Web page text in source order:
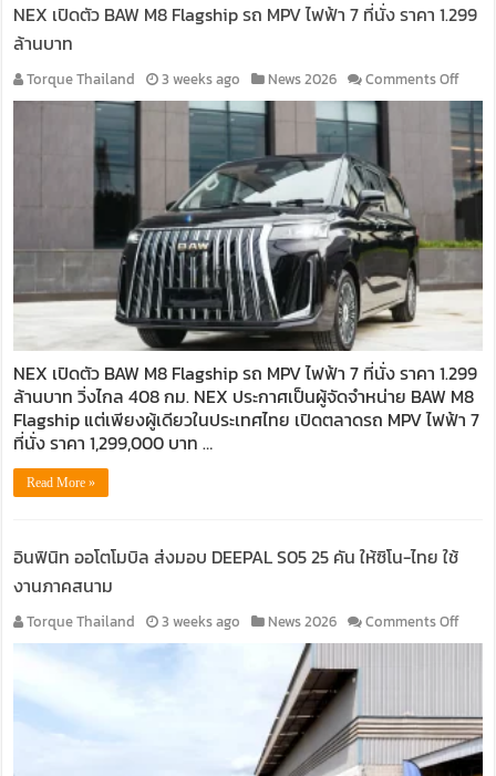
NEX เปิดตัว BAW M8 Flagship รถ MPV ไฟฟ้า 7 ที่นั่ง ราคา 1.299
ล้านบาท
Torque Thailand 3 weeks ago News 2026 Comments Offon
NEX
เปิด
ตัว
BAW
M8
รถ
MPV
7
ที่
นั่ง
ราคา
1.299
ล้าน
บาท
NEX เปิดตัว BAW M8 Flagship รถ MPV ไฟฟ้า 7 ที่นั่ง ราคา 1.299
ล้านบาท วิ่งไกล 408 กม. NEX ประกาศเป็นผู้จัดจำหน่าย BAW M8
Flagship แต่เพียงผู้เดียวในประเทศไทย เปิดตลาดรถ MPV ไฟฟ้า 7
ที่นั่ง ราคา 1,299,000 บาท …
Read More »
อินฟินิท ออโตโมบิล ส่งมอบ DEEPAL S05 25 คัน ให้ซิโน-ไทย ใช้
งานภาคสนาม
Torque Thailand 3 weeks ago News 2026 Comments Offon
อิน
โต
โมบิล